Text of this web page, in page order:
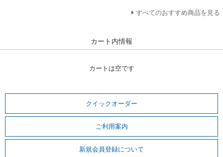
すべてのおすすめ商品を見る
カート内情報
カートは空です
クイックオーダー
ご利用案内
新規会員登録について